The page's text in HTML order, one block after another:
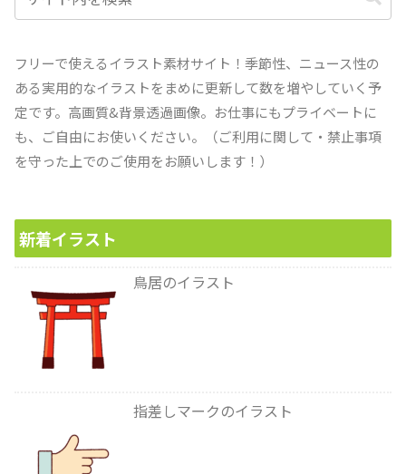
フリーで使えるイラスト素材サイト！季節性、ニュース性の
ある実用的なイラストをまめに更新して数を増やしていく予
定です。高画質&背景透過画像。お仕事にもプライベートに
も、ご自由にお使いください。（ご利用に関して・禁止事項
を守った上でのご使用をお願いします！）
新着イラスト
鳥居のイラスト
指差しマークのイラスト